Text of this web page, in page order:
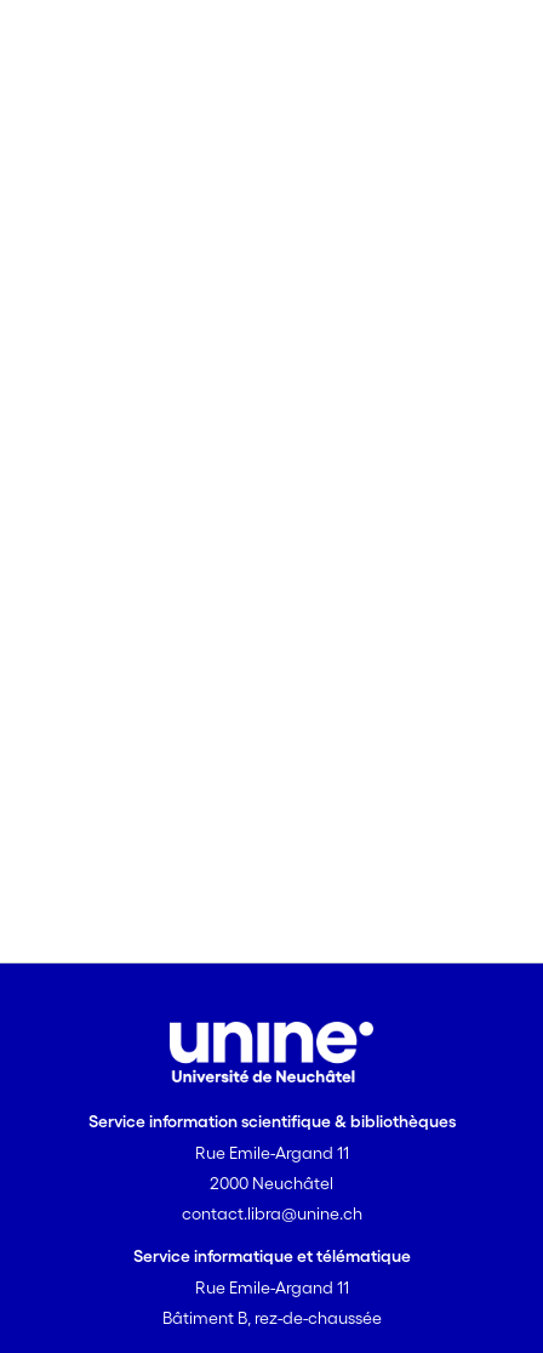
Service information scientifique & bibliothèques
Rue Emile-Argand 11
2000 Neuchâtel
contact.libra@unine.ch
Service informatique et télématique
Rue Emile-Argand 11
Bâtiment B, rez-de-chaussée